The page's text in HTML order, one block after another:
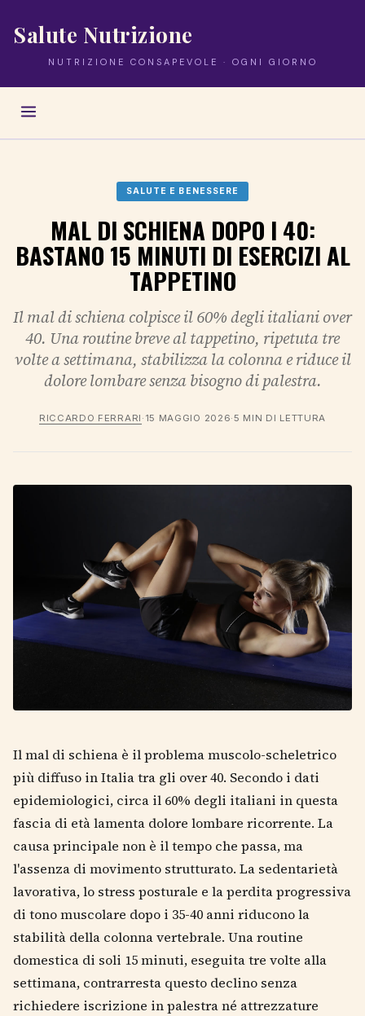
Salute Nutrizione
NUTRIZIONE CONSAPEVOLE · OGNI GIORNO
SALUTE E BENESSERE
MAL DI SCHIENA DOPO I 40:
BASTANO 15 MINUTI DI ESERCIZI AL
TAPPETINO
Il mal di schiena colpisce il 60% degli italiani over
40. Una routine breve al tappetino, ripetuta tre
volte a settimana, stabilizza la colonna e riduce il
dolore lombare senza bisogno di palestra.
RICCARDO FERRARI · 15 MAGGIO 2026·5 MIN DI LETTURA
Il mal di schiena è il problema muscolo-scheletrico
più diffuso in Italia tra gli over 40. Secondo i dati
epidemiologici, circa il 60% degli italiani in questa
fascia di età lamenta dolore lombare ricorrente. La
causa principale non è il tempo che passa, ma
l'assenza di movimento strutturato. La sedentarietà
lavorativa, lo stress posturale e la perdita progressiva
di tono muscolare dopo i 35-40 anni riducono la
stabilità della colonna vertebrale. Una routine
domestica di soli 15 minuti, eseguita tre volte alla
settimana, contrarresta questo declino senza
richiedere iscrizione in palestra né attrezzature